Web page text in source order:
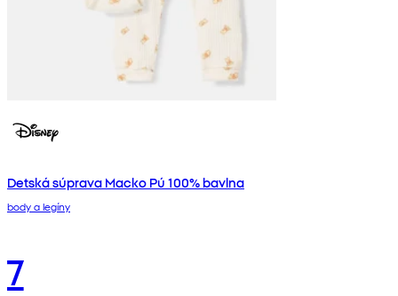
Detská súprava Macko Pú 100% bavlna
body a legíny
7